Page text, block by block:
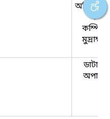
অফিস
কাম-
ডাটা